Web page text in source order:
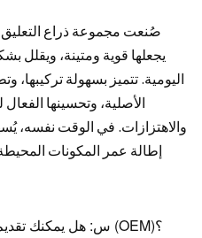
صُنعت مجموعة ذراع التعليق
يجعلها قوية ومتينة، ويقلل
اليومية. تتميز بسهولة تركيبها،
الأصلية، وتحسينها
والاهتزازات. في الوقت نفسه،
إطالة عمر المكونات
س: هل يمكنك تقديم خدمات تصنيع المعدات الأصلية (OEM)؟